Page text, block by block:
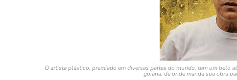
O artista plástico, premiado em diversas partes do mundo, tem um belo
goiana, de onde manda sua obra